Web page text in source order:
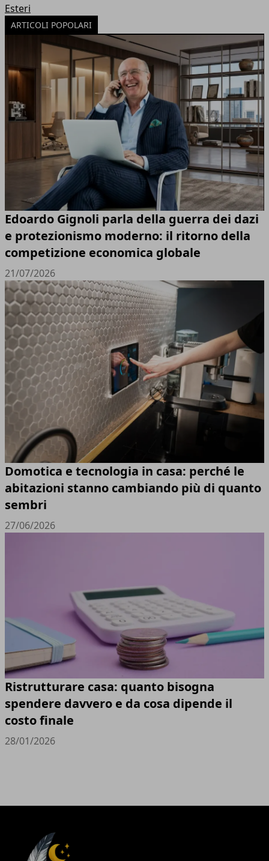
Esteri
ARTICOLI POPOLARI
Edoardo Gignoli parla della guerra dei dazi
e protezionismo moderno: il ritorno della
competizione economica globale
21/07/2026
Domotica e tecnologia in casa: perché le
abitazioni stanno cambiando più di quanto
sembri
27/06/2026
Ristrutturare casa: quanto bisogna
spendere davvero e da cosa dipende il
costo finale
28/01/2026